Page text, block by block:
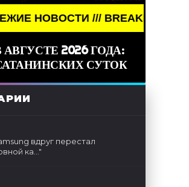
NEWS /// НОВОСТИ (СМИ)
2026 ГОДА:
СУТОК
вдруг перестал
ка..."